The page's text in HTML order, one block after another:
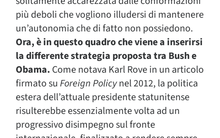
più deboli che vogliono illudersi di mantenere
un’autonomia che di fatto non possiedono.
Ora, è in questo quadro che viene a inserirsi
la differente strategia proposta tra Bush e
Obama. Come notava Karl Rove in un articolo
firmato suForeign Policynel 2012, la politica
estera dell’attuale presidente statunitense
risulterebbe essenzialmente volta ad un
progressivo disimpegno sul fronte